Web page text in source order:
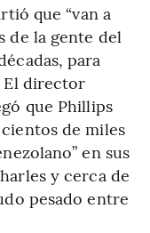
que “van a
de la gente del
para
El director
que Phillips
de miles
en sus
y cerca de
pesado entre